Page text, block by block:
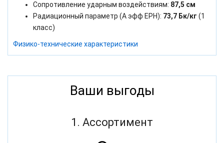
Сопротивление ударным воздействиям: 87,5 см
Радиационный параметр (А эфф ЕРН): 73,7 Бк/кг (1
класс)
Физико-технические характеристики
Ваши выгоды
1. Ассортимент